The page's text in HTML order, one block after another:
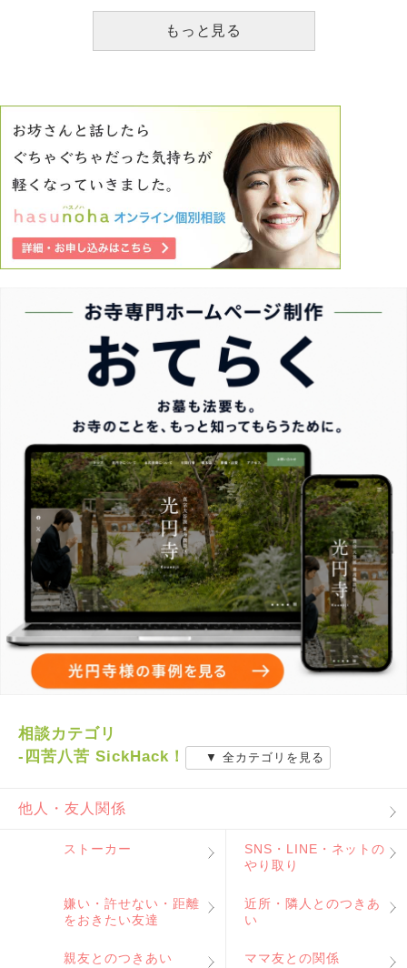
のかも、とも思います。 私は彼女のために何ができるでし
ょうか。 もしこの世にいないとしても、どこに眠っている
のか、なぜそうなったのかも分かりません。 それをいつか
もっと見る
相談カテゴリ
-四苦八苦 SickHack！
▼ 全カテゴリを見る
他人・友人関係
ストーカー
SNS・LINE・ネットの
やり取り
嫌い・許せない・距離
をおきたい友達
近所・隣人とのつきあ
い
親友とのつきあい ママ友との関係